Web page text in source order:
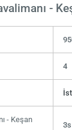
-
4
- Keşan